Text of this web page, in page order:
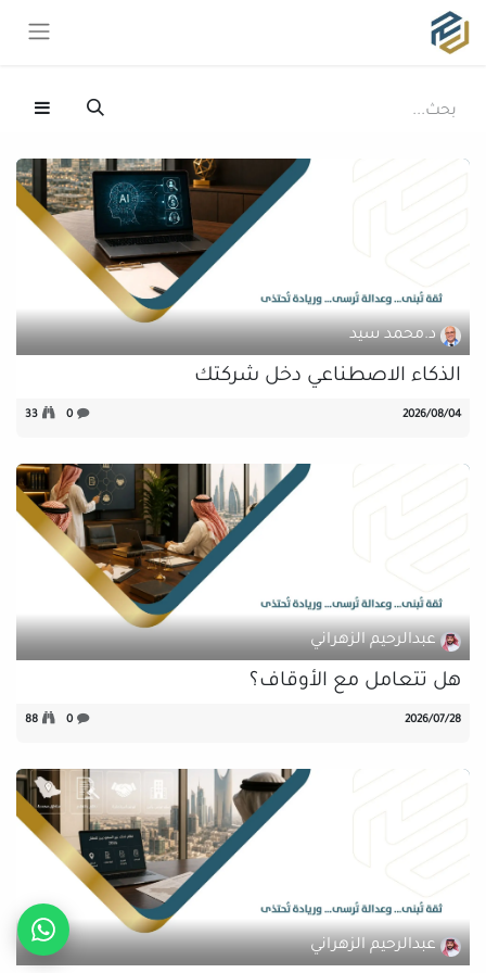
د.محمد سيد
الذكاء الاصطناعي دخل شركتك
04‏/08‏/2026
0
33
عبدالرحيم الزهراني
هل تتعامل مع الأوقاف؟
28‏/07‏/2026
0
88
عبدالرحيم الزهراني